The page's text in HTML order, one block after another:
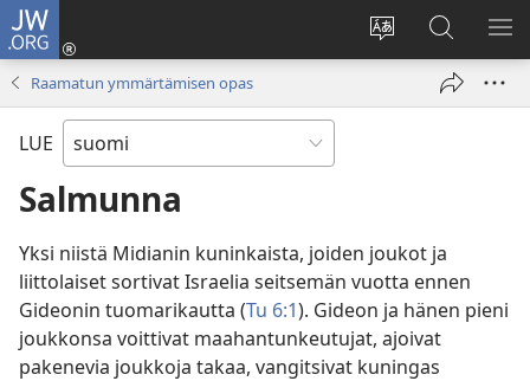
JW.ORG
Vaihda
sivuston
Kirjaudu
(avaa
Hae
JW.ORG-
sivustolta
Raamatun ymmärtämisen opas
LUE
Salmunna
Yksi niistä Midianin kuninkaista, joiden joukot ja
liittolaiset sortivat Israelia seitsemän vuotta ennen
Gideonin tuomarikautta (Tu 6:1). Gideon ja hänen pieni
joukkonsa voittivat maahantunkeutujat, ajoivat
pakenevia joukkoja takaa, vangitsivat kuningas